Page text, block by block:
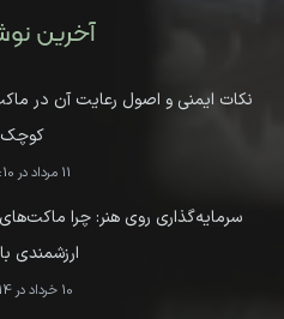
آخرین
نکات ایمنی و اصول رعایت آن در
کوچک
11 مرداد در 10:10 am
سرمایه‌گذاری روی هنر: چرا
ارزشمندی
10 خرداد در 3:14 pm